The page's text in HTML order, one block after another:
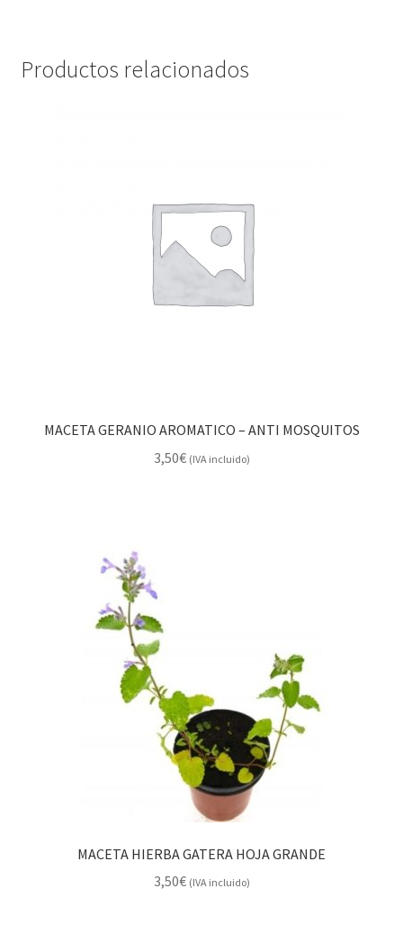
Productos relacionados
MACETA GERANIO AROMATICO – ANTI MOSQUITOS
3,50€ (IVA incluido)
MACETA HIERBA GATERA HOJA GRANDE
3,50€ (IVA incluido)